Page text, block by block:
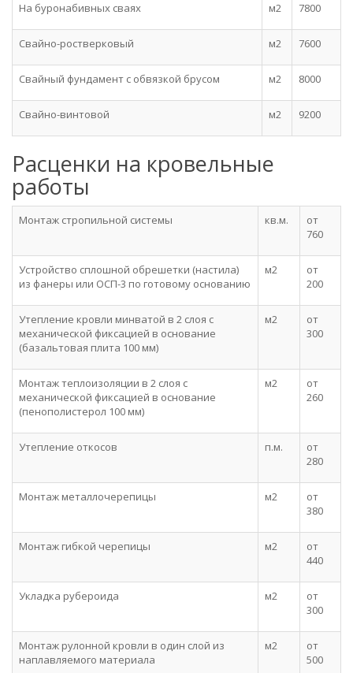
На буронабивных сваях м2 7800
Свайно-ростверковый м2 7600
Свайный фундамент c обвязкой брусом м2 8000
Свайно-винтовой м2 9200
Расценки на кровельные
работы
Монтаж стропильной системы кв.м.
от
760
Устройство сплошной обрешетки (настила)
из фанеры или ОСП-3 по готовому основанию
м2
от
200
Утепление кровли минватой в 2 слоя с
механической фиксацией в основание
(базальтовая плита 100 мм)
м2
от
300
Монтаж теплоизоляции в 2 слоя с
механической фиксацией в основание
(пенополистерол 100 мм)
м2
от
260
Утепление откосов п.м.
от
280
Монтаж металлочерепицы м2
от
380
Монтаж гибкой черепицы м2
от
440
Укладка рубероида м2
от
300
Монтаж рулонной кровли в один слой из
наплавляемого материала
м2
от
500